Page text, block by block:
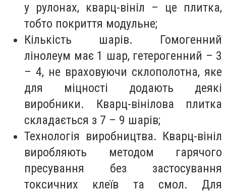
у рулонах, кварц-вініл – це плитка,
тобто покриття модульне;
Кількість шарів. Гомогенний
лінолеум має 1 шар, гетерогенний – 3
– 4, не враховуючи склополотна, яке
для міцності додають деякі
виробники. Кварц-вінілова плитка
складається з 7 – 9 шарів;
Технологія виробництва. Кварц-вініл
виробляють методом гарячого
пресування без застосування
токсичних клеїв та смол. Для